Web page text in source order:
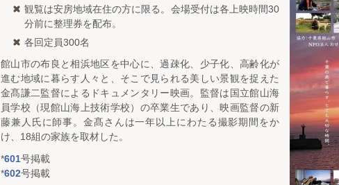
観覧は安房地域在住の方に限る。会場受付は各上映時間30
分前に整理券を配布。
各回定員300名
館山市の布良と相浜地区を中心に、過疎化、少子化、高齢化が
進む地域に暮らす人々と、そこで見られる美しい景観を捉えた
金髙謙二監督によるドキュメンタリー映画。監督は国立館山海
員学校（現館山海上技術学校）の卒業生であり、映画監督の新
藤兼人氏に師事。金髙さんは一年以上にわたる撮影期間をか
け、18組の家族を取材した。
*601号掲載
*602号掲載